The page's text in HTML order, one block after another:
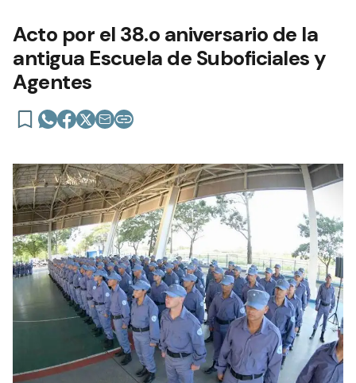
Acto por el 38.o aniversario de la
antigua Escuela de Suboficiales y
Agentes